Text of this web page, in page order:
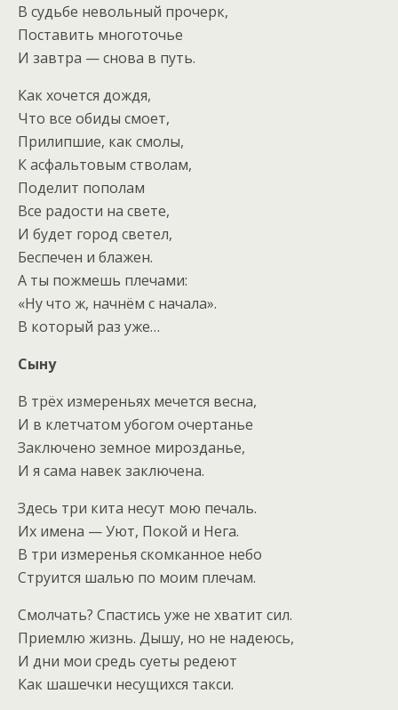
В судьбе невольный прочерк,
Поставить многоточье
И завтра — снова в путь.
Как хочется дождя,
Что все обиды смоет,
Прилипшие, как смолы,
К асфальтовым стволам,
Поделит пополам
Все радости на свете,
И будет город светел,
Беспечен и блажен.
А ты пожмешь плечами:
«Ну что ж, начнём с начала».
В который раз уже…
Сыну
В трёх измереньях мечется весна,
И в клетчатом убогом очертанье
Заключено земное мирозданье,
И я сама навек заключена.
Здесь три кита несут мою печаль.
Их имена — Уют, Покой и Нега.
В три измеренья скомканное небо
Струится шалью по моим плечам.
Смолчать? Спастись уже не хватит сил.
Приемлю жизнь. Дышу, но не надеюсь,
И дни мои средь суеты редеют
Как шашечки несущихся такси.